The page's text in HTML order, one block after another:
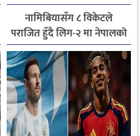
नामिबियासँग ८ विकेटले
पराजित हुँदै लिग-२ मा नेपालको
निराशाजनक सुरुआत